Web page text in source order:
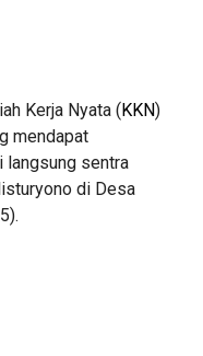
Kerja Nyata (KKN)
mendapat
langsung sentra
di Desa